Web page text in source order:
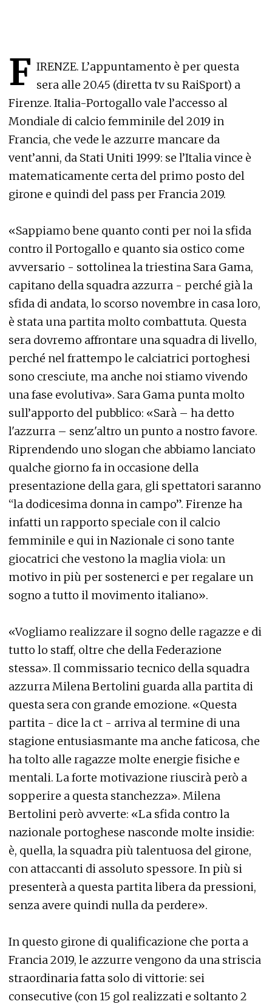
F IRENZE. L’appuntamento è per questa
sera alle 20.45 (diretta tv su RaiSport) a
Firenze. Italia-Portogallo vale l’accesso al
Mondiale di calcio femminile del 2019 in
Francia, che vede le azzurre mancare da
vent’anni, da Stati Uniti 1999: se l’Italia vince è
matematicamente certa del primo posto del
girone e quindi del pass per Francia 2019.
«Sappiamo bene quanto conti per noi la sfida
contro il Portogallo e quanto sia ostico come
avversario - sottolinea la triestina Sara Gama,
capitano della squadra azzurra - perché già la
sfida di andata, lo scorso novembre in casa loro,
è stata una partita molto combattuta. Questa
sera dovremo affrontare una squadra di livello,
perché nel frattempo le calciatrici portoghesi
sono cresciute, ma anche noi stiamo vivendo
una fase evolutiva». Sara Gama punta molto
sull’apporto del pubblico: «Sarà – ha detto
l'azzurra – senz'altro un punto a nostro favore.
Riprendendo uno slogan che abbiamo lanciato
qualche giorno fa in occasione della
presentazione della gara, gli spettatori saranno
“la dodicesima donna in campo”. Firenze ha
infatti un rapporto speciale con il calcio
femminile e qui in Nazionale ci sono tante
giocatrici che vestono la maglia viola: un
motivo in più per sostenerci e per regalare un
sogno a tutto il movimento italiano».
«Vogliamo realizzare il sogno delle ragazze e di
tutto lo staff, oltre che della Federazione
stessa». Il commissario tecnico della squadra
azzurra Milena Bertolini guarda alla partita di
questa sera con grande emozione. «Questa
partita - dice la ct - arriva al termine di una
stagione entusiasmante ma anche faticosa, che
ha tolto alle ragazze molte energie fisiche e
mentali. La forte motivazione riuscirà però a
sopperire a questa stanchezza». Milena
Bertolini però avverte: «La sfida contro la
nazionale portoghese nasconde molte insidie:
è, quella, la squadra più talentuosa del girone,
con attaccanti di assoluto spessore. In più si
presenterà a questa partita libera da pressioni,
senza avere quindi nulla da perdere».
In questo girone di qualificazione che porta a
Francia 2019, le azzurre vengono da una striscia
straordinaria fatta solo di vittorie: sei
consecutive (con 15 gol realizzati e soltanto 2